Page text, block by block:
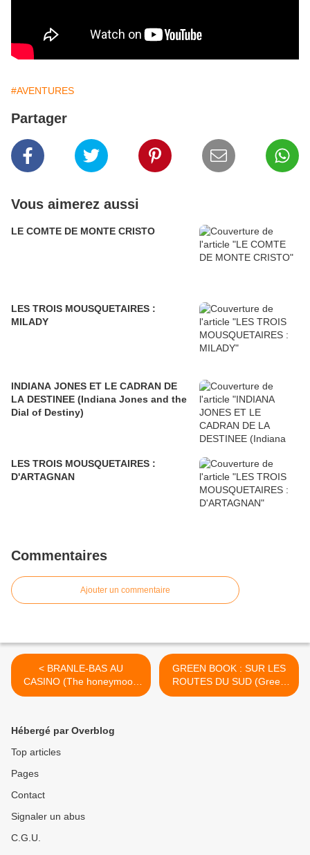
#AVENTURES
Partager
Vous aimerez aussi
LE COMTE DE MONTE CRISTO
LES TROIS MOUSQUETAIRES :
MILADY
INDIANA JONES ET LE CADRAN DE
LA DESTINEE (Indiana Jones and the
Dial of Destiny)
LES TROIS MOUSQUETAIRES :
D'ARTAGNAN
Commentaires
Ajouter un commentaire
< BRANLE-BAS AU
CASINO (The honeymoon
machine)
GREEN BOOK : SUR LES
ROUTES DU SUD (Green
Book) >
Hébergé par Overblog
Top articles
Pages
Contact
Signaler un abus
C.G.U.